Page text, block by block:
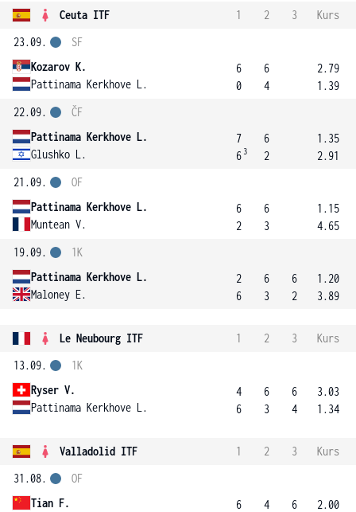
Ceuta ITF 1 2 3
Kurs
23.09.
Kozarov K.
Pattinama Kerkhove L.
SF
6
0
6
4
2.79
1.39
22.09.
Pattinama Kerkhove L.
Glushko L.
ČF
7
6 3
6
2
1.35
2.91
21.09.
Pattinama Kerkhove L.
Muntean V.
OF
6
2
6
3
1.15
4.65
19.09.
Pattinama Kerkhove L.
Maloney E.
1K
2
6
6
3
6
2
1.20
3.89
Le Neubourg ITF 1 2 3
Kurs
13.09.
Ryser V.
Pattinama Kerkhove L.
1K
4
6
6
3
6
4
3.03
1.34
Valladolid ITF 1 2 3
Kurs
31.08.
Tian F.
OF
6
4
6
2.00